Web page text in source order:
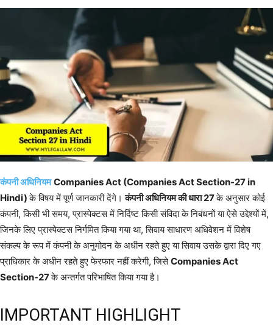
कंपनी अधिनियम Companies Act (Companies Act Section-27 in
Hindi)के विषय में पूर्ण जानकारी देंगे।कंपनी अधिनियम की धारा 27के अनुसार कोई
कंपनी, किसी भी समय, प्रास्पेक्टस में निर्दिष्ट किसी संविदा के निबंधनों या ऐसे उद्देश्यों में,
जिनके लिए प्रास्पेक्टस निर्गमित किया गया था, सिवाय साधारण अधिवेशन में विशेष
संकल्प के रूप में कंपनी के अनुमोदन के अधीन रहते हुए या सिवाय उसके द्वारा दिए गए
प्राधिकार के अधीन रहते हुए फेरफार नहीं करेगी, जिसेCompanies Act
Section-27के अन्तर्गत परिभाषित किया गया है।
IMPORTANT HIGHLIGHT